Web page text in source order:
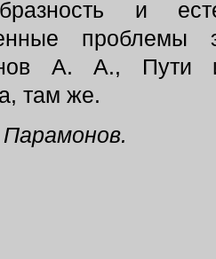
и
проблемы
А. А., Пути и
там же.